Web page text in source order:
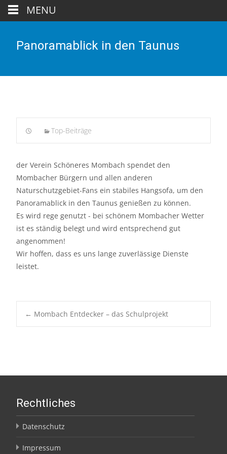
Panoramablick in den Taunus
Top-Beiträge
der Verein Schöneres Mombach spendet den
Mombacher Bürgern und allen anderen
Naturschutzgebiet-Fans ein stabiles Hangsofa, um den
Panoramablick in den Taunus genießen zu können.
Es wird rege genutzt - bei schönem Mombacher Wetter
ist es ständig belegt und wird entsprechend gut
angenommen!
Wir hoffen, dass es uns lange zuverlässige Dienste
leistet.
Post
← Mombach Entdecker – das Schulprojekt
Rechtliches
Datenschutz
Impressum
MENU